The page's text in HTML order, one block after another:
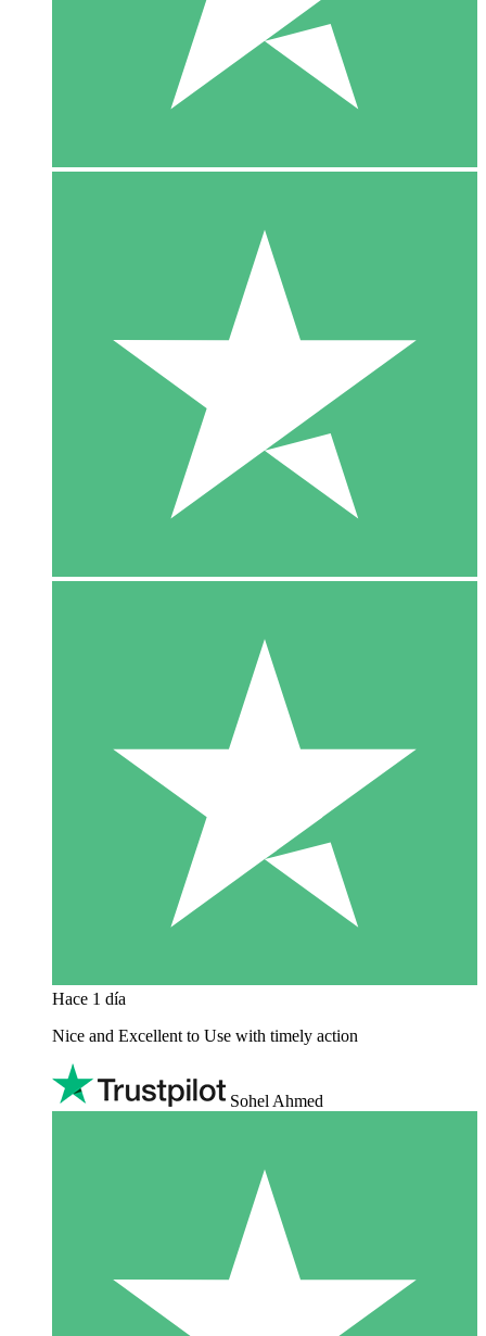
Hace 1 día
Nice and Excellent to Use with timely action
Sohel Ahmed